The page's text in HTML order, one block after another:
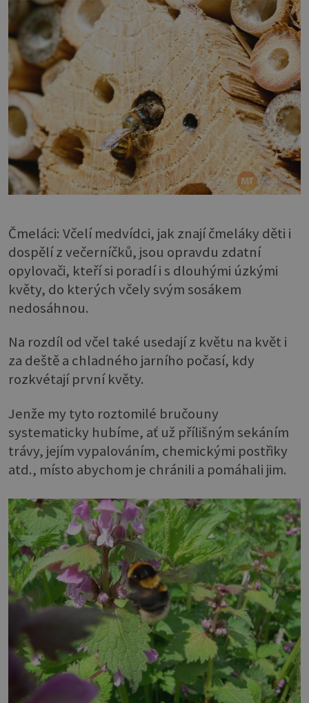
Čmeláci: Včelí medvídci, jak znají čmeláky děti i
dospělí z večerníčků, jsou opravdu zdatní
opylovači, kteří si poradí i s dlouhými úzkými
květy, do kterých včely svým sosákem
nedosáhnou.
Na rozdíl od včel také usedají z květu na květ i
za deště a chladného jarního počasí, kdy
rozkvétají první květy.
Jenže my tyto roztomilé bručouny
systematicky hubíme, ať už přílišným sekáním
trávy, jejím vypalováním, chemickými postřiky
atd., místo abychom je chránili a pomáhali jim.